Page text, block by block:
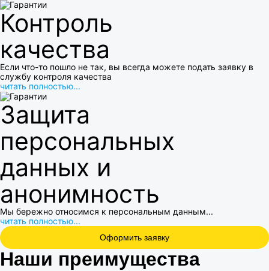
Контроль
качества
Если что-то пошло не так, вы всегда можете подать заявку в
службу контроля качества
читать полностью...
Защита
персональных
данных и
анонимность
Мы бережно относимся к персональным данным...
читать полностью...
Оформить заявку
Наши преимущества